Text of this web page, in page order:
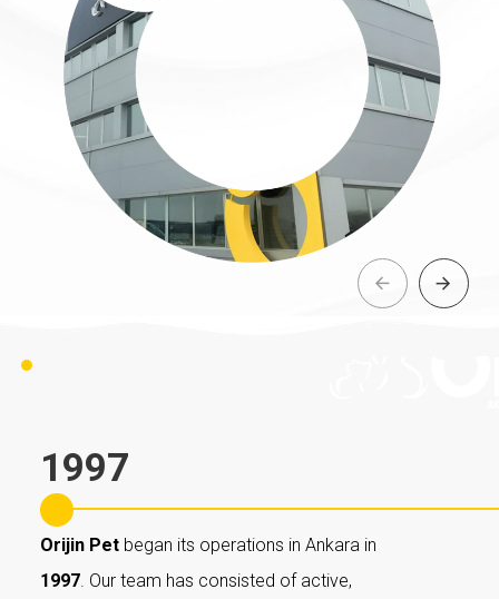
1997
Orijin Petbegan its operations in Ankara in
1997. Our team has consisted of active,